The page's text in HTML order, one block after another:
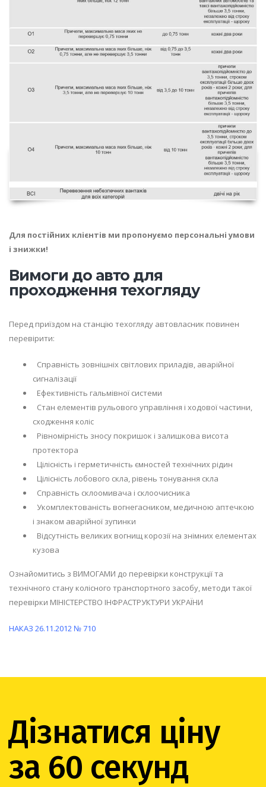
Для постійних клієнтів ми пропонуємо персональні умови
і знижки!
Вимоги до авто для
проходження техогляду
Перед приїздом на станцію техогляду автовласник повинен
перевірити:
Справність зовнішніх світлових приладів, аварійної
сигналізації
Ефективність гальмівної системи
Стан елементів рульового управління і ходової частини,
сходження коліс
Рівномірність зносу покришок і залишкова висота
протектора
Цілісність і герметичність ємностей технічних рідин
Цілісність лобового скла, рівень тонування скла
Справність склоомивача і склоочисника
Укомплектованість вогнегасником, медичною аптечкою
і знаком аварійної зупинки
Відсутність великих вогнищ корозії на знімних елементах
кузова
Ознайомитись з ВИМОГАМИ до перевірки конструкції та
технічного стану колісного транспортного засобу, методи такої
перевірки МІНІСТЕРСТВО ІНФРАСТРУКТУРИ УКРАЇНИ
НАКАЗ 26.11.2012 № 710
Дізнатися ціну
за 60 секунд